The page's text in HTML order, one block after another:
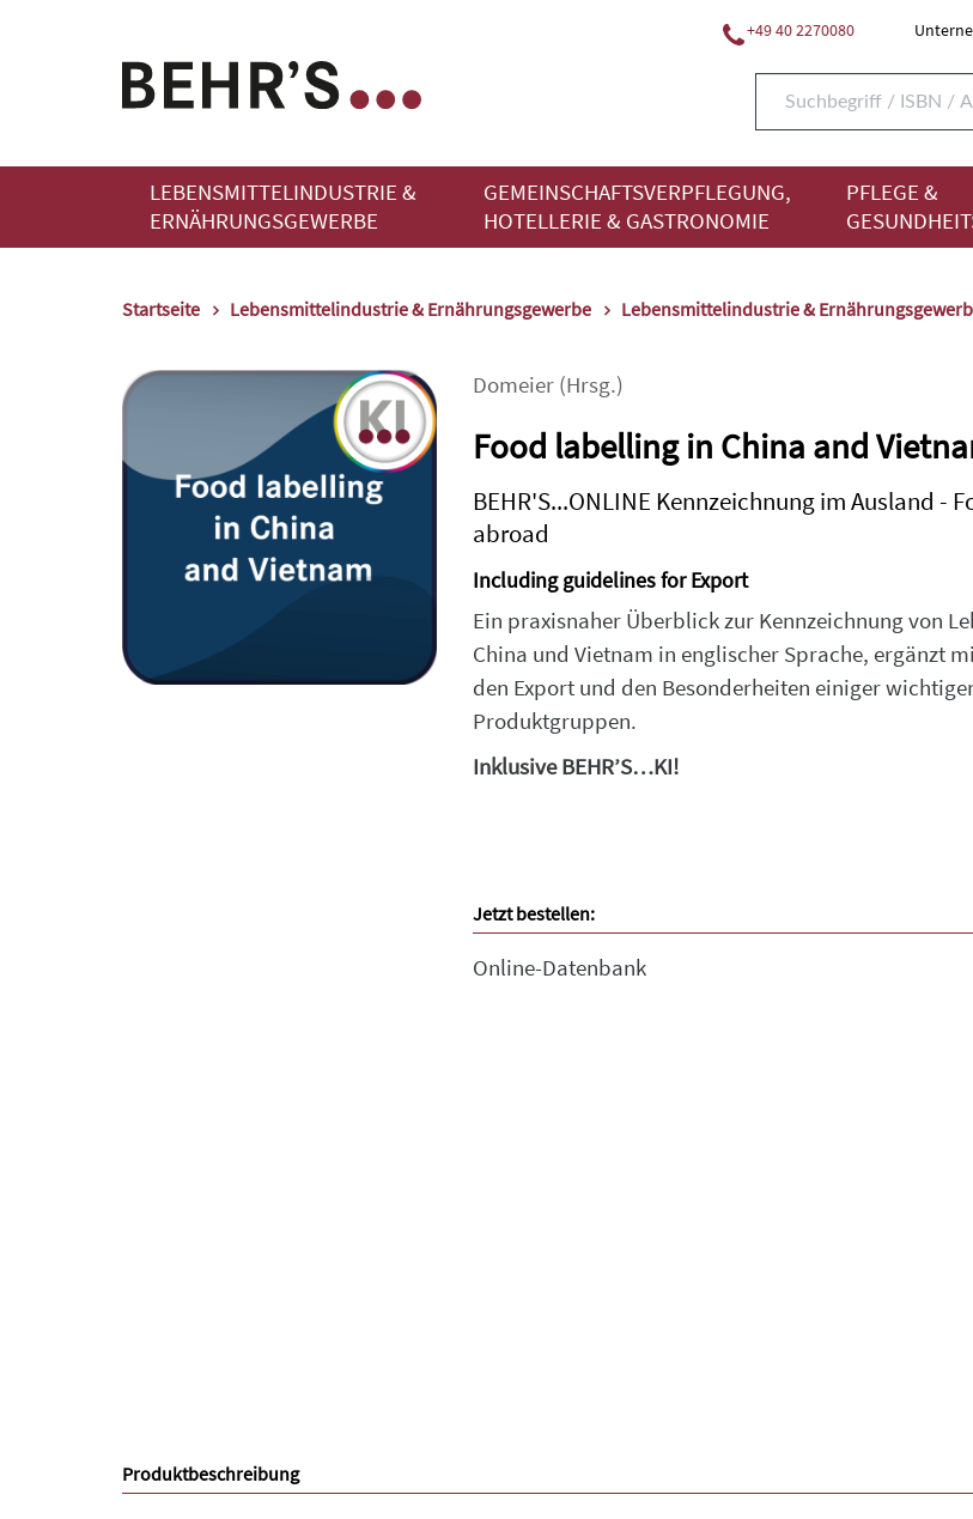
+49 40 2270080
LEBENSMITTELINDUSTRIE &
ERNÄHRUNGSGEWERBE
GEMEINSCHAFTSVERPFLEGUNG,
HOTELLERIE & GASTRONOMIE
PFLEGE &
Startseite Lebensmittelindustrie & Ernährungsgewerbe Lebensmittelindustrie &
Domeier(Hrsg.)
Food labelling in China and
BEHR'S...ONLINE Kennzeichnung im Ausland -
abroad
Including guidelines for Export
Ein praxisnaher Überblick zur Kennzeichnung von
China und Vietnam in englischer Sprache, ergänzt
den Export und den Besonderheiten einiger
Produktgruppen.
Inklusive BEHR’S…KI!
Jetzt bestellen:
Online-Datenbank
Produktbeschreibung